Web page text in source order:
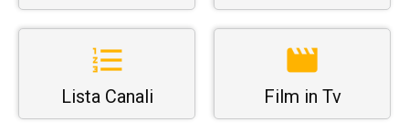
Lista Canali Film in Tv